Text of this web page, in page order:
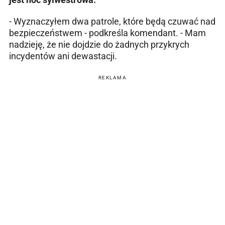
- Wyznaczyłem dwa patrole, które będą czuwać nad
bezpieczeństwem - podkreśla komendant. - Mam
nadzieję, że nie dojdzie do żadnych przykrych
incydentów ani dewastacji.
REKLAMA